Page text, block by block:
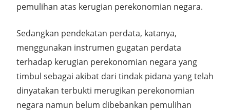
pemulihan atas kerugian perekonomian negara.
Sedangkan pendekatan perdata, katanya,
menggunakan instrumen gugatan perdata
terhadap kerugian perekonomian negara yang
timbul sebagai akibat dari tindak pidana yang telah
dinyatakan terbukti merugikan perekonomian
negara namun belum dibebankan pemulihan